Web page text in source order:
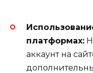
платформах:
аккаунт на